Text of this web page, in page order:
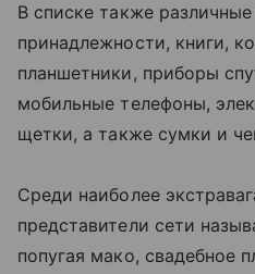
В списке также
принадлежности, книги,
планшетники, приборы
мобильные телефоны,
щетки, а также сумки и
Среди наиболее
представители сети
попугая мако, свадебное